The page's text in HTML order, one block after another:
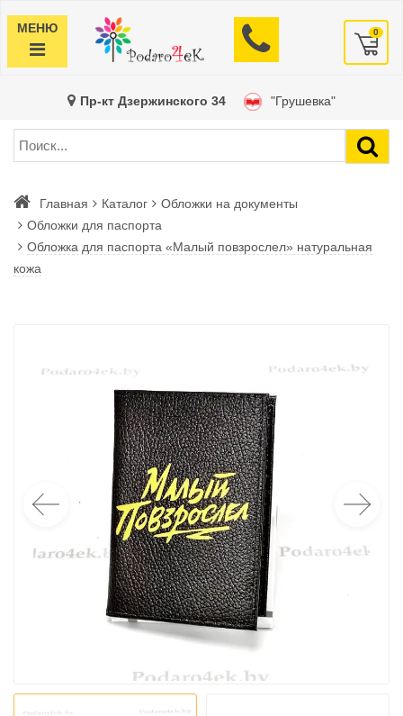
МЕНЮ 0
Пр-кт Дзержинского 34 "Грушевка"
Главная Каталог
Обложки на документы
Обложки для паспорта
Обложка для паспорта «Малый повзрослел» натуральная
кожа